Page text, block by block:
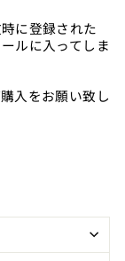
に登録された
ルに入ってしま
入をお願い致し